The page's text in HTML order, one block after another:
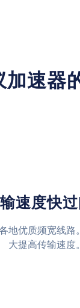
加速器
速度快
地优质频宽线路
大提高传输速度。